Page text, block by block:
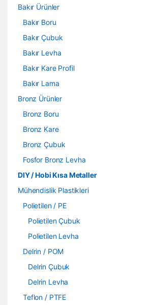
Bakır Ürünler
Bakır Boru
Bakır Çubuk
Bakır Levha
Bakır Kare Profil
Bakır Lama
Bronz Ürünler
Bronz Boru
Bronz Kare
Bronz Çubuk
Fosfor Bronz Levha
DIY / Hobi Kısa Metaller
Mühendislik Plastikleri
Polietilen / PE
Polietilen Çubuk
Polietilen Levha
Delrin / POM
Delrin Çubuk
Delrin Levha
Teflon / PTFE